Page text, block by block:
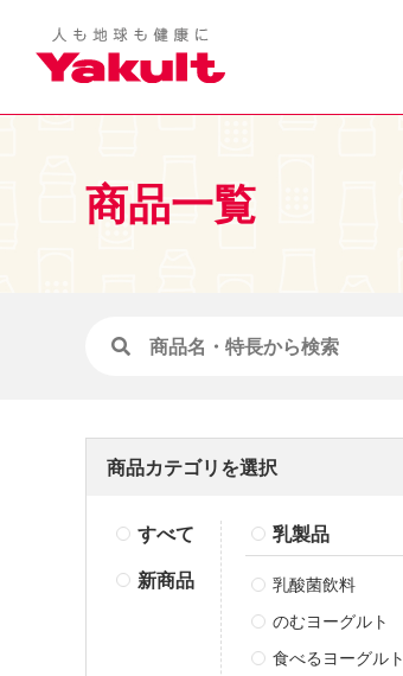
商品一覧
商品カテゴリを選択
すべて
新商品
乳製品
乳酸菌飲料
のむヨーグルト
食べるヨーグルト